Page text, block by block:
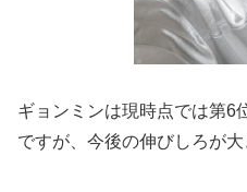
ギョンミンは現時点では第6
ですが​、今後の伸びしろが大